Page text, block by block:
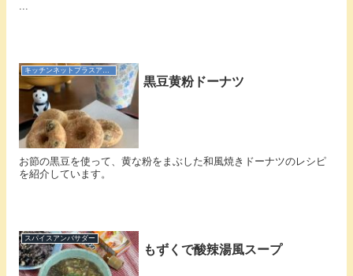
黒豆黄粉ドーナツ
お節の黒豆を使って、黄な粉をまぶした和風焼きドーナツのレシピ
を紹介しています。
スパイスアンバサダー
もずくで酸辣湯風スープ